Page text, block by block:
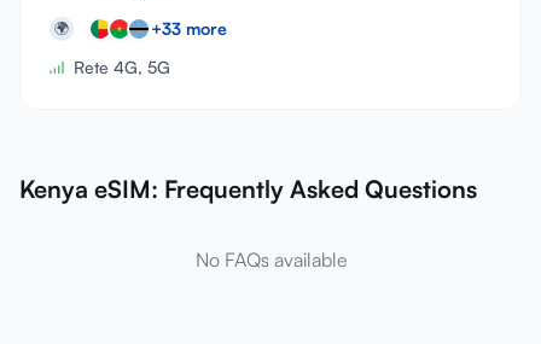
🌍 +33 more
Rete 4G, 5G
Kenya eSIM: Frequently Asked Questions
No FAQs available